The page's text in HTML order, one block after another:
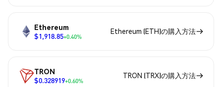
Ethereum
$1,918.85+0.40%
Ethereum (ETH)の購入方法
TRON
$0.328919+0.60%
TRON (TRX)の購入方法